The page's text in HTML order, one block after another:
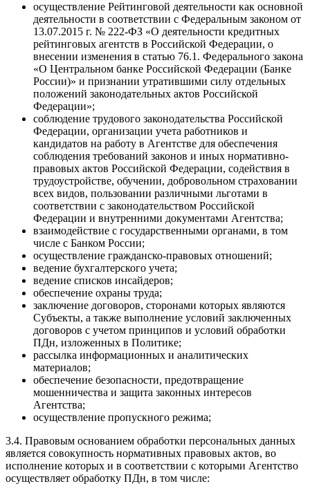
осуществление Рейтинговой деятельности как основной
деятельности в соответствии с Федеральным законом от
13.07.2015 г. № 222-ФЗ «О деятельности кредитных
рейтинговых агентств в Российской Федерации, о
внесении изменения в статью 76.1. Федерального закона
«О Центральном банке Российской Федерации (Банке
России)» и признании утратившими силу отдельных
положений законодательных актов Российской
Федерации»;
соблюдение трудового законодательства Российской
Федерации, организации учета работников и
кандидатов на работу в Агентстве для обеспечения
соблюдения требований законов и иных нормативно-
правовых актов Российской Федерации, содействия в
трудоустройстве, обучении, добровольном страховании
всех видов, пользовании различными льготами в
соответствии с законодательством Российской
Федерации и внутренними документами Агентства;
взаимодействие с государственными органами, в том
числе с Банком России;
осуществление гражданско-правовых отношений;
ведение бухгалтерского учета;
ведение списков инсайдеров;
обеспечение охраны труда;
заключение договоров, сторонами которых являются
Субъекты, а также выполнение условий заключенных
договоров с учетом принципов и условий обработки
ПДн, изложенных в Политике;
рассылка информационных и аналитических
материалов;
обеспечение безопасности, предотвращение
мошенничества и защита законных интересов
Агентства;
осуществление пропускного режима;
3.4. Правовым основанием обработки персональных данных
является совокупность нормативных правовых актов, во
исполнение которых и в соответствии с которыми Агентство
осуществляет обработку ПДн, в том числе: